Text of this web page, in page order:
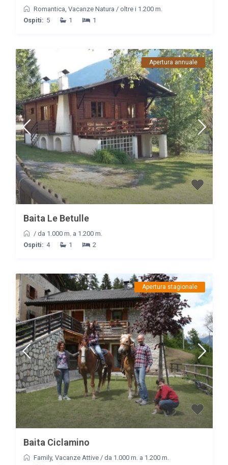
Romantica Vacanze Natura / oltre i 1.200 m.
Ospiti: 5 1 1
Apertura annuale
Baita Le Betulle
/ da 1.000 m. a 1.200 m.
Ospiti: 4 1 2
Apertura stagionale
Baita Ciclamino
Family, Vacanze Attive/ da 1.000 m. a 1.200 m.